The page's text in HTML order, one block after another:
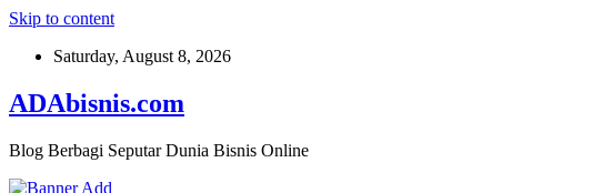
Skip to content
Saturday, August 8, 2026
ADAbisnis.com
Blog Berbagi Seputar Dunia Bisnis Online